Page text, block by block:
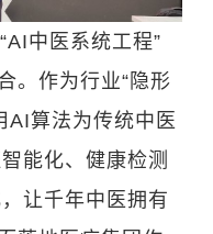
中医系统工程”
。作为行业“隐形
AI算法为传统中医
能化、健康检测
让千年中医拥有